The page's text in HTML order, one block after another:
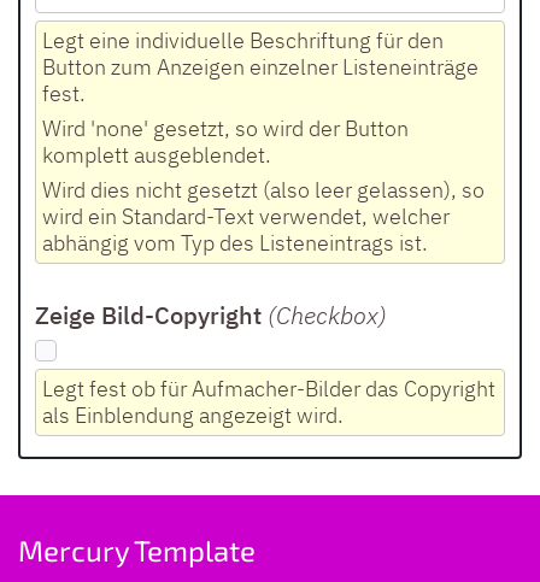
Legt eine individuelle Beschriftung für den
Button zum Anzeigen einzelner Listeneinträge
fest.
Wird 'none' gesetzt, so wird der Button
komplett ausgeblendet.
Wird dies nicht gesetzt (also leer gelassen), so
wird ein Standard-Text verwendet, welcher
abhängig vom Typ des Listeneintrags ist.
Zeige Bild-Copyright (Checkbox)
Legt fest ob für Aufmacher-Bilder das Copyright
als Einblendung angezeigt wird.
Mercury Template